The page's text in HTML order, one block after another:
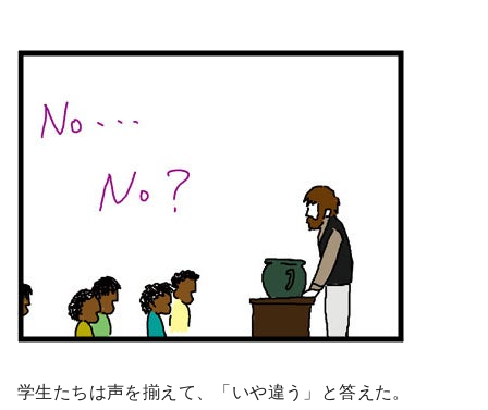
学生たちは声を揃えて、「いや違う」と答えた。